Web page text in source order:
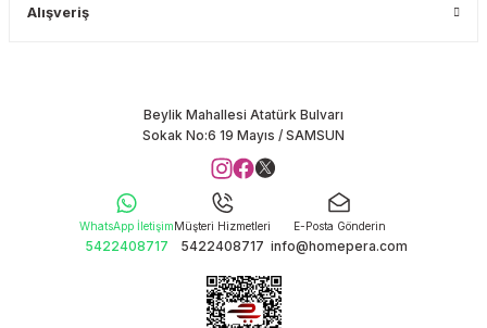
Alışveriş
Beylik Mahallesi Atatürk Bulvarı
Sokak No:6 19 Mayıs / SAMSUN
WhatsApp İletişim
5422408717
Müşteri Hizmetleri
5422408717
E-Posta Gönderin
info@homepera.com